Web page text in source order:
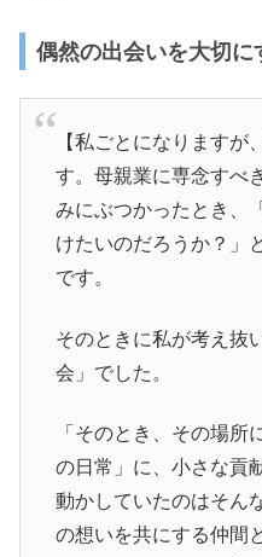
偶然の出会いを大切に
【私ごとになりますが
す。母親業に専念すべ
みにぶつかったとき、
けたいのだろうか？」
です。
そのときに私が考え抜
会」でした。
「そのとき、その場所
の日常」に、小さな貢
動かしていたのはそん
の想いを共にする仲間